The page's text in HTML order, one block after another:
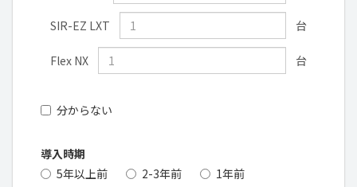
SIR-EZ LXT 台
Flex NX 台
分からない
導入時期
5年以上前
2-3年前
1年前